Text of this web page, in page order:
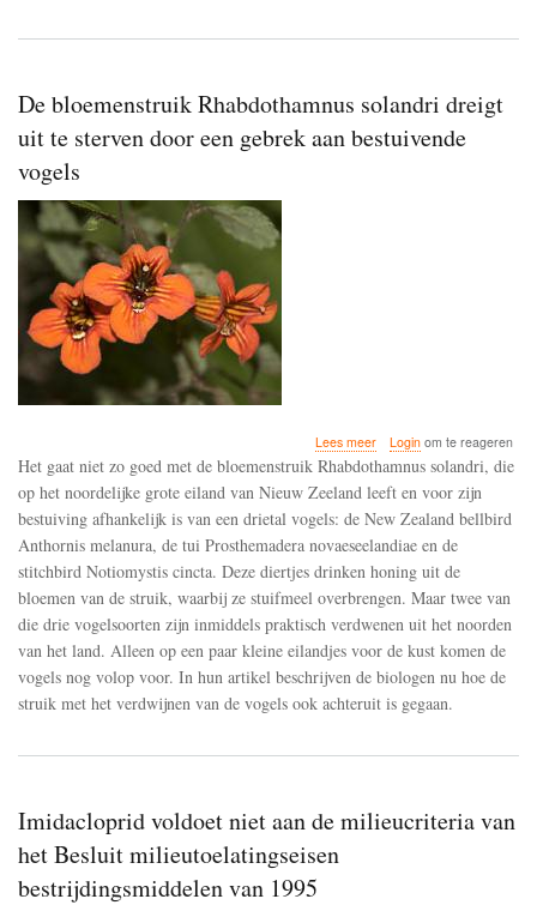
De bloemenstruik Rhabdothamnus solandri dreigt
uit te sterven door een gebrek aan bestuivende
vogels
Lees meerover
De
Rhabdothamnus
solandri
dreigt
te
sterven
door
een
aan
bestuivende
Loginom te reageren
Het gaat niet zo goed met de bloemenstruik Rhabdothamnus solandri, die
op het noordelijke grote eiland van Nieuw Zeeland leeft en voor zijn
bestuiving afhankelijk is van een drietal vogels: de New Zealand bellbird
Anthornis melanura, de tui Prosthemadera novaeseelandiae en de
stitchbird Notiomystis cincta. Deze diertjes drinken honing uit de
bloemen van de struik, waarbij ze stuifmeel overbrengen. Maar twee van
die drie vogelsoorten zijn inmiddels praktisch verdwenen uit het noorden
van het land. Alleen op een paar kleine eilandjes voor de kust komen de
vogels nog volop voor. In hun artikel beschrijven de biologen nu hoe de
struik met het verdwijnen van de vogels ook achteruit is gegaan.
Imidacloprid voldoet niet aan de milieucriteria van
het Besluit milieutoelatingseisen
bestrijdingsmiddelen van 1995